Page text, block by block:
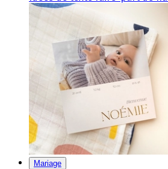
Mariage